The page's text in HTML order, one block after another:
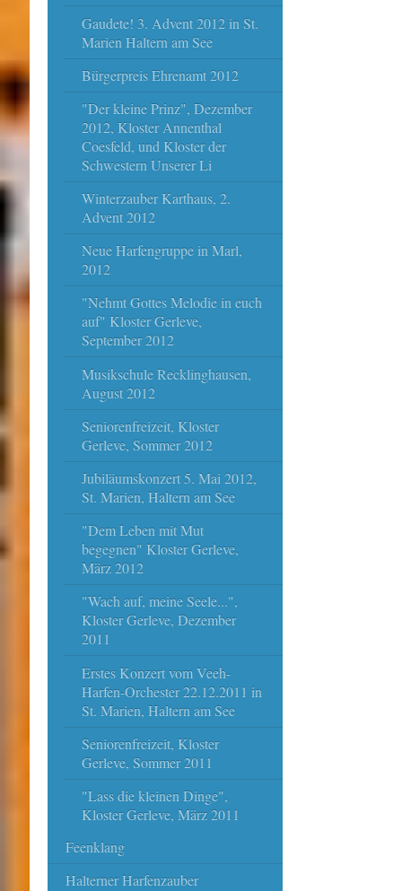
Gaudete! 3. Advent 2012 in St.
Marien Haltern am See
Bürgerpreis Ehrenamt 2012
"Der kleine Prinz", Dezember
2012, Kloster Annenthal
Coesfeld, und Kloster der
Schwestern Unserer Li
Winterzauber Karthaus, 2.
Advent 2012
Neue Harfengruppe in Marl,
2012
"Nehmt Gottes Melodie in euch
auf" Kloster Gerleve,
September 2012
Musikschule Recklinghausen,
August 2012
Seniorenfreizeit, Kloster
Gerleve, Sommer 2012
Jubiläumskonzert 5. Mai 2012,
St. Marien, Haltern am See
"Dem Leben mit Mut
begegnen" Kloster Gerleve,
März 2012
"Wach auf, meine Seele...",
Kloster Gerleve, Dezember
2011
Erstes Konzert vom Veeh-
Harfen-Orchester 22.12.2011 in
St. Marien, Haltern am See
Seniorenfreizeit, Kloster
Gerleve, Sommer 2011
"Lass die kleinen Dinge",
Kloster Gerleve, März 2011
Feenklang
Halterner Harfenzauber